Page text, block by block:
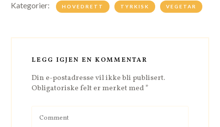
Kategorier: HOVEDRETT TYRKISK VEGETAR
LEGG IGJEN EN KOMMENTAR
Din e-postadresse vil ikke bli publisert.
Obligatoriske felt er merket med*